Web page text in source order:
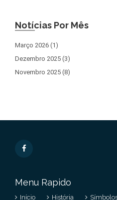
Notícias Por Mês
Março 2026 (1)
Dezembro 2025 (3)
Novembro 2025 (8)
Menu Rapido
Início História